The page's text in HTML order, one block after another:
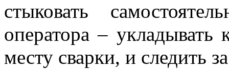
стыковать
оператора – укладывать
месту сварки, и следить